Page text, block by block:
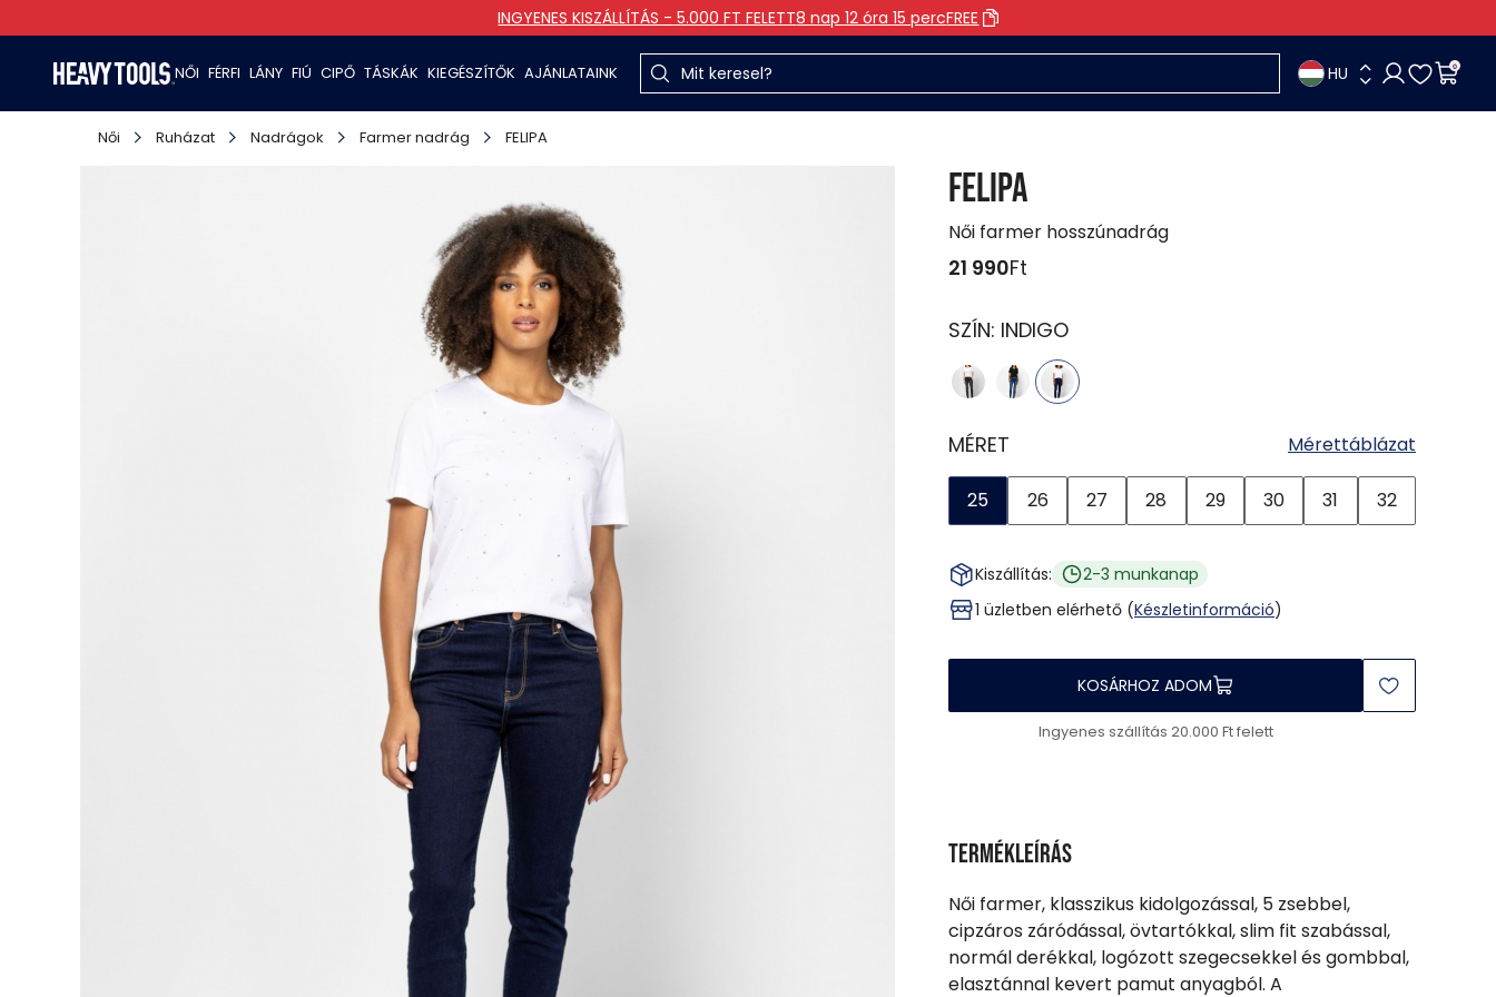
INGYENES KISZÁLLÍTÁS - 5.000 FT FELETT8 nap 12 óra 15 percFREE
NŐI FÉRFI LÁNY FIÚ CIPŐ TÁSKÁK KIEGÉSZÍTŐK AJÁNLATAINK HU 0
Női Ruházat Nadrágok Farmer nadrág FELIPA
FELIPA
Női farmer hosszúnadrág
21 990Ft
SZÍN: INDIGO
MÉRET Mérettáblázat
25 26 27 28 29 30 31 32
Kiszállítás:
2-3 munkanap
1 üzletben elérhető (Készletinformáció)
KOSÁRHOZ ADOM
Ingyenes szállítás 20.000 Ft felett
Termékleírás
Női farmer, klasszikus kidolgozással, 5 zsebbel,
cipzáros záródással, övtartókkal, slim fit szabással,
normál derékkal, logózott szegecsekkel és gombbal,
elasztánnal kevert pamut anyagból. A